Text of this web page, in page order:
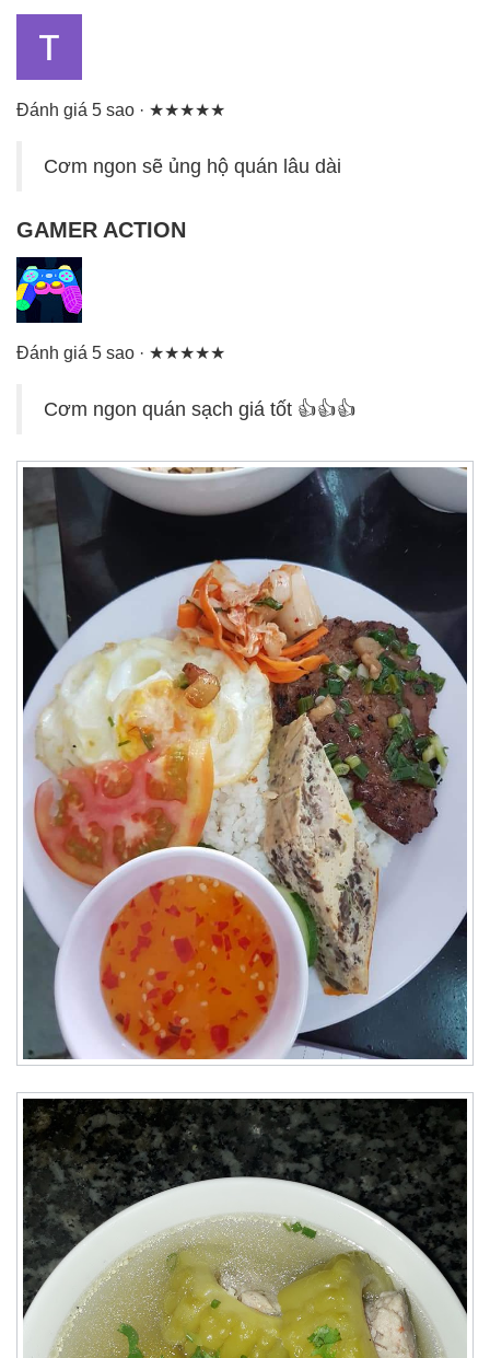
Đánh giá 5 sao · ★★★★★
Cơm ngon sẽ ủng hộ quán lâu dài
GAMER ACTION
Đánh giá 5 sao · ★★★★★
Cơm ngon quán sạch giá tốt 👍👍👍